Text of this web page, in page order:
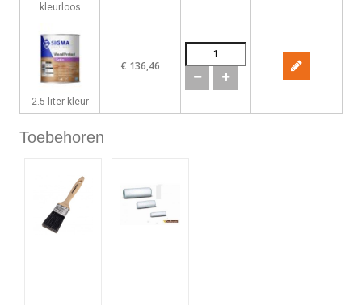
kleurloos
2.5 liter kleur
€ 136,46
Toebehoren